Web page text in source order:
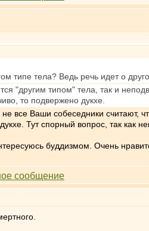
типе тела? Ведь речь идет о
"другим типом" тела, так и
то подвержено дукхе.
все Ваши собеседники считают,
Тут спорный вопрос, так как
буддизмом. Очень